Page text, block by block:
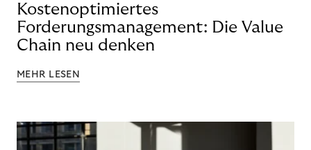
Kostenoptimiertes
Forderungsmanagement: Die Value
Chain neu denken
MEHR LESEN